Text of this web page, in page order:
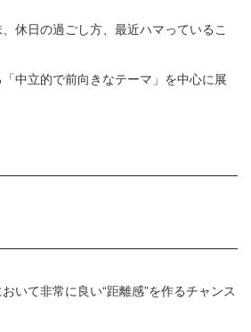
休日の過ごし方、最近ハマっているこ
中立的で前向きなテーマ」を中心に展
いて非常に良い“距離感”を作るチャンス